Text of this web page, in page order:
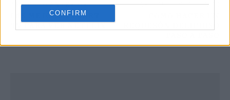
CONFIRM
ARTÍCULO ANTERIOR
LAS MEJORES SMART
ARTÍCULO SIGUIENTE